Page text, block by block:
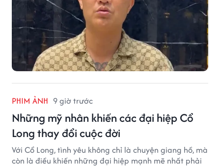
PHIM ẢNH 9 giờ trước
Những mỹ nhân khiến các đại hiệp Cổ
Long thay đổi cuộc đời
Với Cổ Long, tình yêu không chỉ là chuyện giang hồ, mà
còn là điều khiến những đại hiệp mạnh mẽ nhất phải